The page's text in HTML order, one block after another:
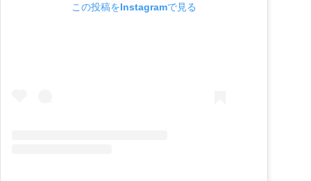
この投稿をInstagramで見る